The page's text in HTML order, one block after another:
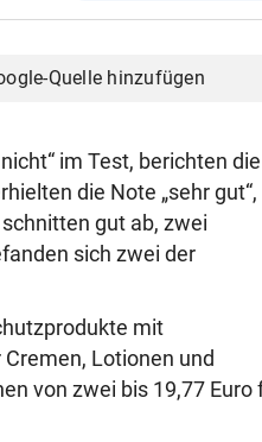
Quelle hinzufügen
im Test, berichten die
die Note „sehr gut“,
gut ab, zwei
sich zwei der
mit
Lotionen und
von zwei bis 19,77 Euro